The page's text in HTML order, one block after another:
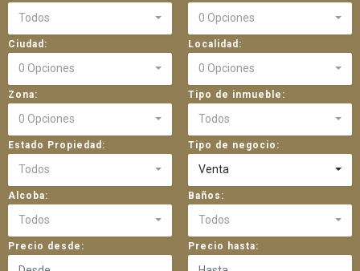
Todos 0 Opciones
Ciudad:
0 Opciones
Localidad:
0 Opciones
Zona:
0 Opciones
Tipo de inmueble:
Todos
Estado Propiedad:
Todos
Tipo de negocio:
Venta
Alcoba:
Todos
Baños:
Todos
Precio desde: Precio hasta: